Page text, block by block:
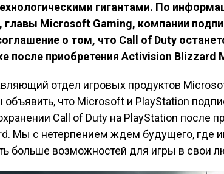
гигантами. По
главы Microsoft Gaming, компании
о том, что Call of Duty
после приобретения Activision Blizzard
отдел игровых продуктов
что Microsoft и PlayStation
Call of Duty на PlayStation после
Мы с нетерпением ждем будущего, где
больше возможностей для игры в свои